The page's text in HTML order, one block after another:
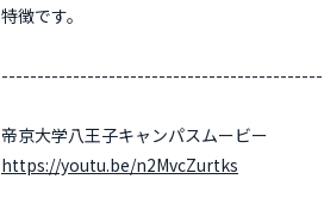
特徴です。
帝京大学八王子キャンパスムービー
https://youtu.be/n2MvcZurtks